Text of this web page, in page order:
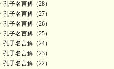
· 孔子名言解（28）
· 孔子名言解（27）
· 孔子名言解（26）
· 孔子名言解（25）
· 孔子名言解（24）
· 孔子名言解（23）
· 孔子名言解（22）